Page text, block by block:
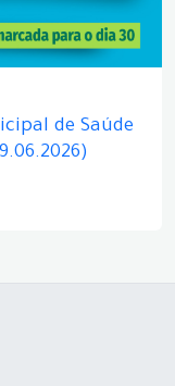
de Saúde